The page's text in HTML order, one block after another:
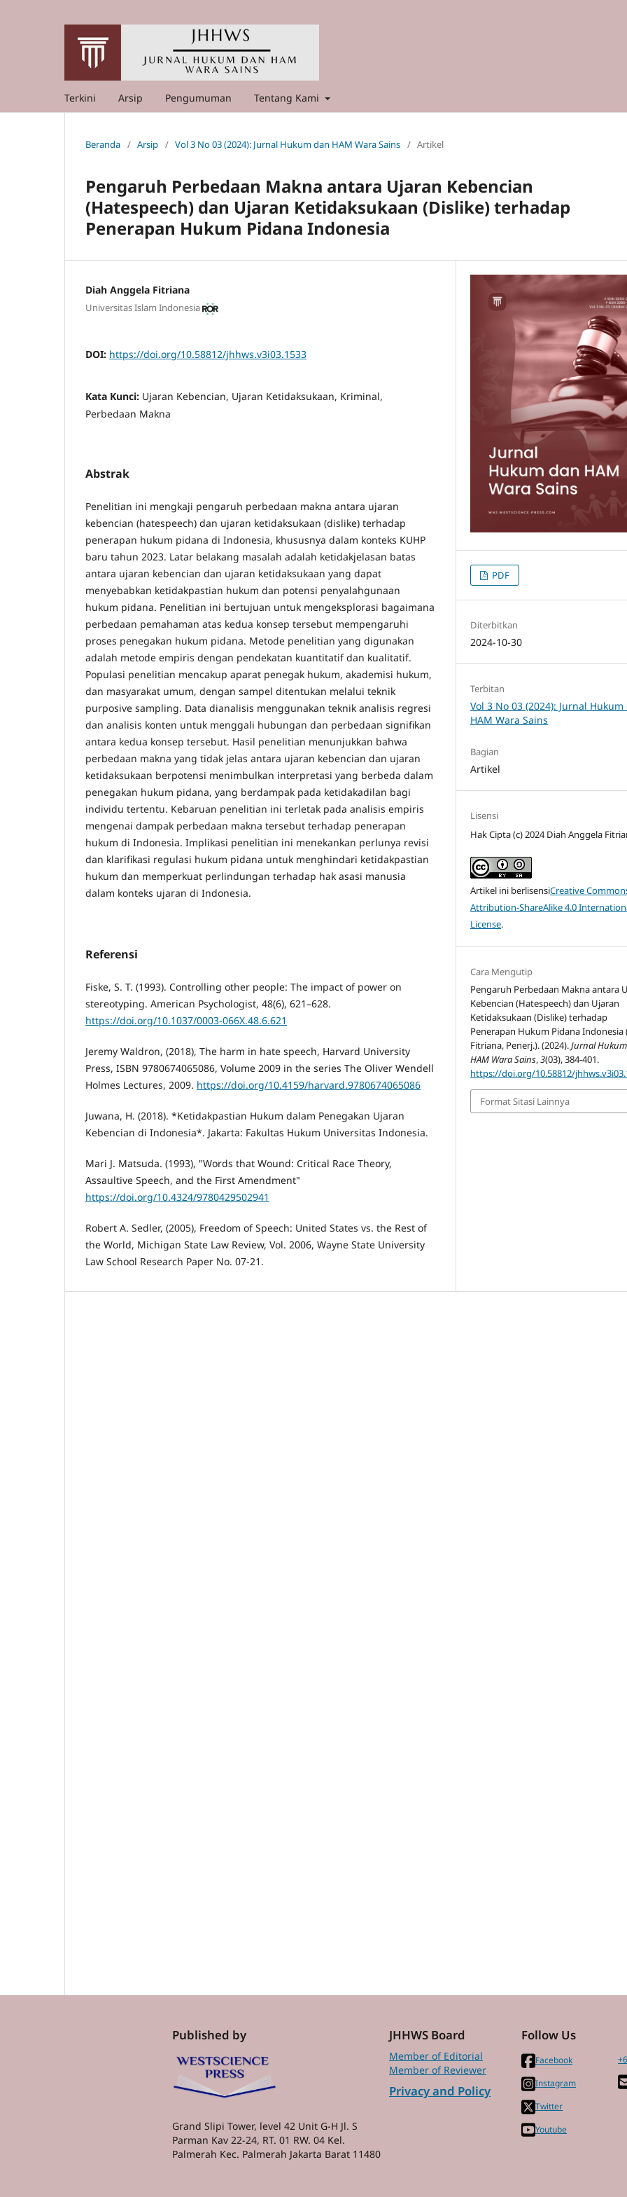
Terkini Arsip Pengumuman Tentang Kami
Beranda / Arsip / Vol 3 No 03 (2024): Jurnal Hukum dan HAM Wara Sains / Artikel
Pengaruh Perbedaan Makna antara Ujaran Kebencian
(Hatespeech) dan Ujaran Ketidaksukaan (Dislike) terhadap
Penerapan Hukum Pidana Indonesia
Diah Anggela Fitriana
Universitas Islam Indonesia
DOI: https://doi.org/10.58812/jhhws.v3i03.1533
Kata Kunci: Ujaran Kebencian, Ujaran Ketidaksukaan, Kriminal,
Perbedaan Makna
Abstrak
Penelitian ini mengkaji pengaruh perbedaan makna antara ujaran
kebencian (hatespeech) dan ujaran ketidaksukaan (dislike) terhadap
penerapan hukum pidana di Indonesia, khususnya dalam konteks KUHP
baru tahun 2023. Latar belakang masalah adalah ketidakjelasan batas
antara ujaran kebencian dan ujaran ketidaksukaan yang dapat
menyebabkan ketidakpastian hukum dan potensi penyalahgunaan
hukum pidana. Penelitian ini bertujuan untuk mengeksplorasi bagaimana
perbedaan pemahaman atas kedua konsep tersebut mempengaruhi
proses penegakan hukum pidana. Metode penelitian yang digunakan
adalah metode empiris dengan pendekatan kuantitatif dan kualitatif.
Populasi penelitian mencakup aparat penegak hukum, akademisi hukum,
dan masyarakat umum, dengan sampel ditentukan melalui teknik
purposive sampling. Data dianalisis menggunakan teknik analisis regresi
dan analisis konten untuk menggali hubungan dan perbedaan signifikan
antara kedua konsep tersebut. Hasil penelitian menunjukkan bahwa
perbedaan makna yang tidak jelas antara ujaran kebencian dan ujaran
ketidaksukaan berpotensi menimbulkan interpretasi yang berbeda dalam
penegakan hukum pidana, yang berdampak pada ketidakadilan bagi
individu tertentu. Kebaruan penelitian ini terletak pada analisis empiris
mengenai dampak perbedaan makna tersebut terhadap penerapan
hukum di Indonesia. Implikasi penelitian ini menekankan perlunya revisi
dan klarifikasi regulasi hukum pidana untuk menghindari ketidakpastian
hukum dan memperkuat perlindungan terhadap hak asasi manusia
dalam konteks ujaran di Indonesia.
Referensi
Fiske, S. T. (1993). Controlling other people: The impact of power on
stereotyping. American Psychologist, 48(6), 621–628.
https://doi.org/10.1037/0003-066X.48.6.621
Jeremy Waldron, (2018), The harm in hate speech, Harvard University
Press, ISBN 9780674065086, Volume 2009 in the series The Oliver Wendell
Holmes Lectures, 2009. https://doi.org/10.4159/harvard.9780674065086
Juwana, H. (2018). *Ketidakpastian Hukum dalam Penegakan Ujaran
Kebencian di Indonesia*. Jakarta: Fakultas Hukum Universitas Indonesia.
Mari J. Matsuda. (1993), "Words that Wound: Critical Race Theory,
Assaultive Speech, and the First Amendment"
https://doi.org/10.4324/9780429502941
Robert A. Sedler, (2005), Freedom of Speech: United States vs. the Rest of
the World, Michigan State Law Review, Vol. 2006, Wayne State University
Law School Research Paper No. 07-21.
PDF
Diterbitkan
2024-10-30
Terbitan
Vol 3 No 03 (2024): Jurnal Hukum
HAM Wara Sains
Bagian
Artikel
Lisensi
Hak Cipta (c) 2024 Diah Anggela
Artikel ini berlisensiCreative
Attribution-ShareAlike 4.0
License.
Cara Mengutip
Pengaruh Perbedaan Makna antara
Kebencian (Hatespeech) dan Ujaran
Ketidaksukaan (Dislike) terhadap
Penerapan Hukum Pidana Indonesia
Fitriana, Penerj.). (2024).Jurnal
HAM Wara Sains,3(03), 384-401.
https://doi.org/10.58812/
Format Sitasi Lainnya
Published by
Grand Slipi Tower, level 42 Unit G-H Jl. S
Parman Kav 22-24, RT. 01 RW. 04 Kel.
Palmerah Kec. Palmerah Jakarta Barat 11480
JHHWS Board
Member of Editorial
Member of Reviewer
Privacy and Policy
Follow Us
Facebook
Instagram
Twitter
Youtube